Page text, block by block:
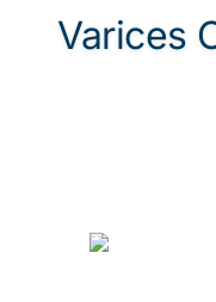
Varices